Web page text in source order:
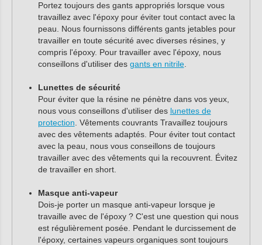
Portez toujours des gants appropriés lorsque vous
travaillez avec l'époxy pour éviter tout contact avec la
peau. Nous fournissons différents gants jetables pour
travailler en toute sécurité avec diverses résines, y
compris l'époxy. Pour travailler avec l'époxy, nous
conseillons d'utiliser des gants en nitrile.
Lunettes de sécurité
Pour éviter que la résine ne pénètre dans vos yeux,
nous vous conseillons d'utiliser des lunettes de
protection . Vêtements couvrants Travaillez toujours
avec des vêtements adaptés. Pour éviter tout contact
avec la peau, nous vous conseillons de toujours
travailler avec des vêtements qui la recouvrent. Évitez
de travailler en short.
Masque anti-vapeur
Dois-je porter un masque anti-vapeur lorsque je
travaille avec de l'époxy ? C'est une question qui nous
est régulièrement posée. Pendant le durcissement de
l'époxy, certaines vapeurs organiques sont toujours